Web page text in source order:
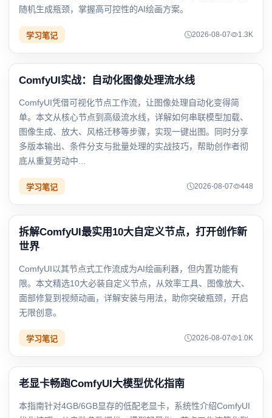
随机生成瓶颈，掌握高可控性的AI绘画方案。
学习笔记 2026-08-07 1.3K
ComfyUI实战：自动化图像处理流水线
ComfyUI凭借可视化节点工作流，让图像处理自动化变得简
单。本文从核心节点到高级流水线，详解如何串联模型加载、
图像生成、放大、风格迁移等步骤，实现一键出图。同时分享
多版本输出、条件分支与批量处理的实战技巧，帮助创作者彻
底从重复劳动中...
学习笔记 2026-08-07 448
拆解ComfyUI最实用10大自定义节点，打开创作新
世界
ComfyUI以其节点式工作流成为AI绘画利器，但内置功能有
限。本文精选10大必装自定义节点，从效率工具、图像放大、
面部修复到视频动画，详解安装与用法，助你突破瓶颈，开启
无限创意。
学习笔记 2026-08-07 1.0K
老显卡畅跑ComfyUI大模型优化指南
本指南针对4GB/6GB显存的低配老显卡，系统性介绍ComfyUI